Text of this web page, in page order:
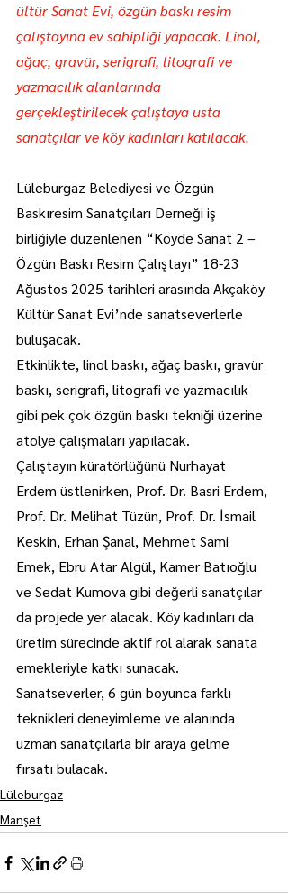
ültür Sanat Evi, özgün baskı resim
çalıştayına ev sahipliği yapacak. Linol,
ağaç, gravür, serigrafi, litografi ve
yazmacılık alanlarında
gerçekleştirilecek çalıştaya usta
sanatçılar ve köy kadınları katılacak.
Lüleburgaz Belediyesi ve Özgün
Baskıresim Sanatçıları Derneği iş
birliğiyle düzenlenen “Köyde Sanat 2 –
Özgün Baskı Resim Çalıştayı” 18-23
Ağustos 2025 tarihleri arasında Akçaköy
Kültür Sanat Evi’nde sanatseverlerle
buluşacak.
Etkinlikte, linol baskı, ağaç baskı, gravür
baskı, serigrafi, litografi ve yazmacılık
gibi pek çok özgün baskı tekniği üzerine
atölye çalışmaları yapılacak.
Çalıştayın küratörlüğünü Nurhayat
Erdem üstlenirken, Prof. Dr. Basri Erdem,
Prof. Dr. Melihat Tüzün, Prof. Dr. İsmail
Keskin, Erhan Şanal, Mehmet Sami
Emek, Ebru Atar Algül, Kamer Batıoğlu
ve Sedat Kumova gibi değerli sanatçılar
da projede yer alacak. Köy kadınları da
üretim sürecinde aktif rol alarak sanata
emekleriyle katkı sunacak.
Sanatseverler, 6 gün boyunca farklı
teknikleri deneyimleme ve alanında
uzman sanatçılarla bir araya gelme
fırsatı bulacak.
Lüleburgaz
Manşet